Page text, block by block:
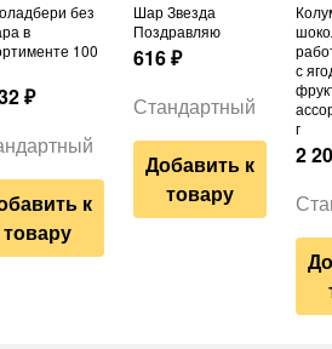
в
100
₽
к
товару
Шар Звезда
Поздравляю
616₽
Стандартный
Добавить к
товару
Колумбийский
с
г
2